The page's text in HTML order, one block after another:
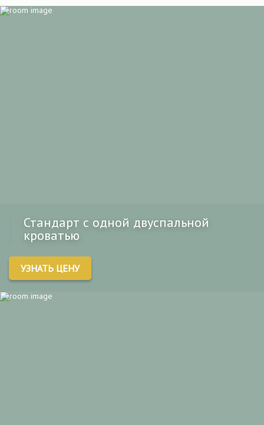
Стандарт с одной двуспальной
кроватью
УЗНАТЬ ЦЕНУ